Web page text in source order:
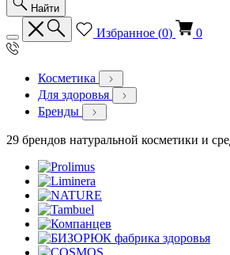
Найти
Избранное (0) 0
Косметика
Для здоровья
Бренды
29 брендов натуральной косметики и